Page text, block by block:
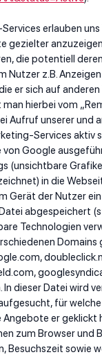
erlauben
gezielter
die potentiell
Nutzer z.B.
er sich auf
hierbei vom
Aufruf unserer und
Services aktiv
Google
(unsichtbare
in die
Gerät der Nutzer
abgespeichert
Technologien
dieser Datei wird
für welche
er geklickt
zum Browser und
Besuchszeit sowie